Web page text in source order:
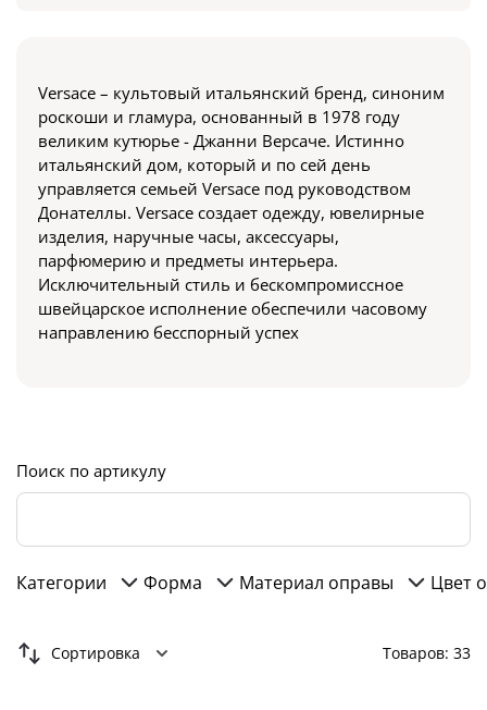
Versace – культовый итальянский бренд, синоним
роскоши и гламура, основанный в 1978 году
великим кутюрье - Джанни Версаче. Истинно
итальянский дом, который и по сей день
управляется семьей Versace под руководством
Донателлы. Versace создает одежду, ювелирные
изделия, наручные часы, аксессуары,
парфюмерию и предметы интерьера.
Исключительный стиль и бескомпромиссное
швейцарское исполнение обеспечили часовому
направлению бесспорный успех
Поиск по артикулу
Категории Форма Материал оправы Цвет
Сортировка Товаров: 33